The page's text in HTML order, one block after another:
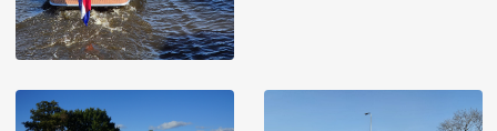
Image